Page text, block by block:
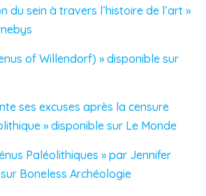
du sein à travers l’histoire de l’art »
of Willendorf) » disponible sur
ses excuses après la censure
» disponible sur Le Monde
Paléolithiques » par Jennifer
Boneless Archéologie